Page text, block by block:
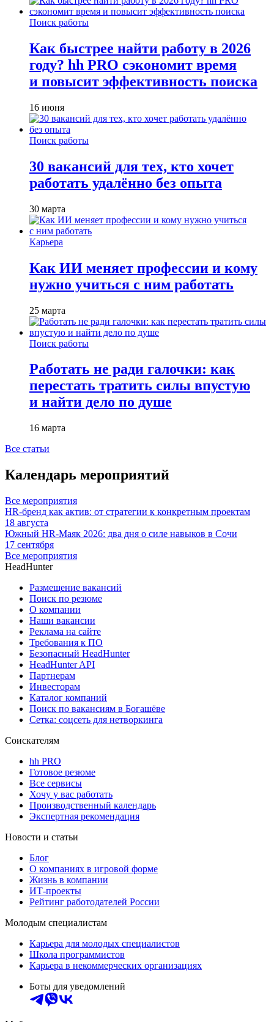
Поиск работы
Как быстрее найти работу в 2026
году? hh PRO сэкономит время
и повысит эффективность поиска
16 июня
Поиск работы
30 вакансий для тех, кто хочет
работать удалённо без опыта
30 марта
Карьера
Как ИИ меняет профессии и кому
нужно учиться с ним работать
25 марта
Поиск работы
Работать не ради галочки: как
перестать тратить силы впустую
и найти дело по душе
16 марта
Все статьи
Календарь мероприятий
Все мероприятия
HR-бренд как актив: от стратегии к конкретным проектам
18 августа
Южный HR-Маяк 2026: два дня о силе навыков в Сочи
17 сентября
Все мероприятия
HeadHunter
Размещение вакансий
Поиск по резюме
О компании
Наши вакансии
Реклама на сайте
Требования к ПО
Безопасный HeadHunter
HeadHunter API
Партнерам
Инвесторам
Каталог компаний
Поиск по вакансиям в Богашёве
Сетка: соцсеть для нетворкинга
Соискателям
hh PRO
Готовое резюме
Все сервисы
Хочу у вас работать
Производственный календарь
Экспертная рекомендация
Новости и статьи
Блог
О компаниях в игровой форме
Жизнь в компании
ИТ-проекты
Рейтинг работодателей России
Молодым специалистам
Карьера для молодых специалистов
Школа программистов
Карьера в некоммерческих организациях
Боты для уведомлений